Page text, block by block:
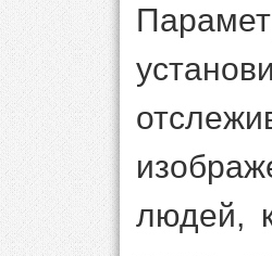
людей,